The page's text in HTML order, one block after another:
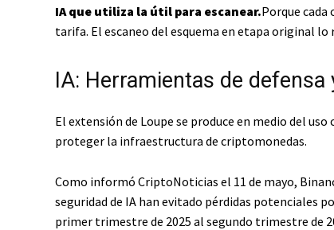
IA que utiliza la útil para escanear.Porque
tarifa. El escaneo del esquema en etapa original lo
IA: Herramientas de defensa
El extensión de Loupe se produce en medio del uso
proteger la infraestructura de criptomonedas.
Como informó CriptoNoticias el 11 de mayo,
seguridad de IA han evitado pérdidas potenciales
primer trimestre de 2025 al segundo trimestre de